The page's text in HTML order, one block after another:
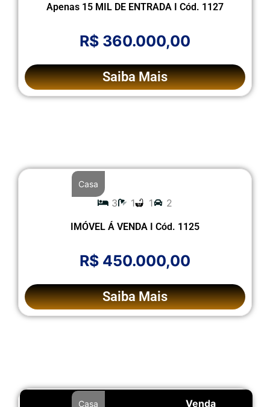
Apenas 15 MIL DE ENTRADA I Cód. 1127
R$ 360.000,00
Saiba Mais
Casa
3 1 1 2
IMÓVEL Á VENDA I Cód. 1125
R$ 450.000,00
Saiba Mais
Venda
Casa